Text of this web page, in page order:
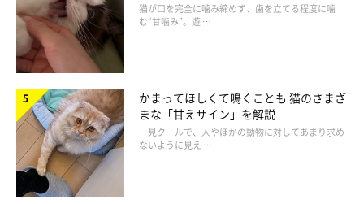
猫が口を完全に噛み締めず、歯を立てる程度に噛
む“甘噛み”。遊 …
かまってほしくて鳴くことも 猫のさまざ
まな「甘えサイン」を解説
一見クールで、人やほかの動物に対してあまり求め
ないように見え …